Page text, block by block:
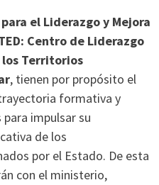
el Liderazgo y Mejora
Centro de Liderazgo
los Territorios
, tienen por propósito el
formativa y
impulsar su
de los
por el Estado. De esta
con el ministerio,